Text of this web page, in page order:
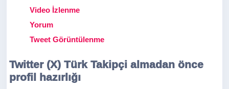
Video İzlenme
Yorum
Tweet Görüntülenme
Twitter (X) Türk Takipçi almadan önce
profil hazırlığı